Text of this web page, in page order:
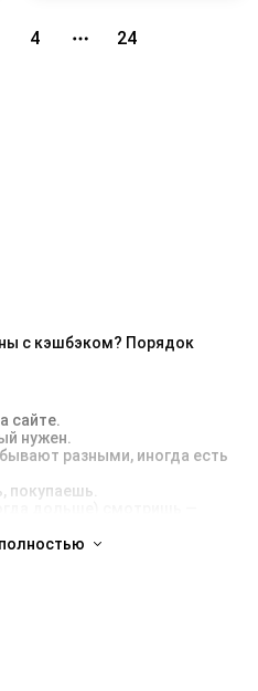
4 24
с кэшбэком? Порядок
сайте.
нужен.
разными, иногда есть
покупаешь.